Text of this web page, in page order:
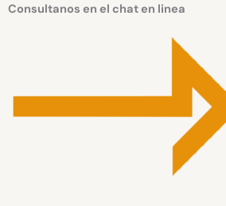
Consultanos en el chat en linea